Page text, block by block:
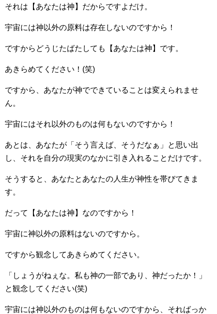
それは【あなたは神】だからですよだけ。
宇宙には神以外の原料は存在しないのですから！
ですからどうじたばたしても【あなたは神】です。
あきらめてください！(笑)
ですから、あなたが神でできていることは変えられませ
ん。
宇宙にはそれ以外のものは何もないのですから！
あとは、あなたが「そう言えば、そうだなぁ」と思い出
し、それを自分の現実のなかに引き入れることだけです。
そうすると、あなたとあなたの人生が神性を帯びてきま
す。
だって【あなたは神】なのですから！
宇宙に神以外の原料はないのですから。
ですから観念してあきらめてください。
「しょうがねぇな。私も神の一部であり、神だったか！」
と観念してください(笑)
宇宙には神以外のものは何もないのですから、そればっか